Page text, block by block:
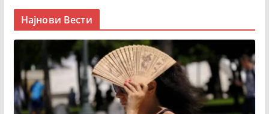
Најнови Вести